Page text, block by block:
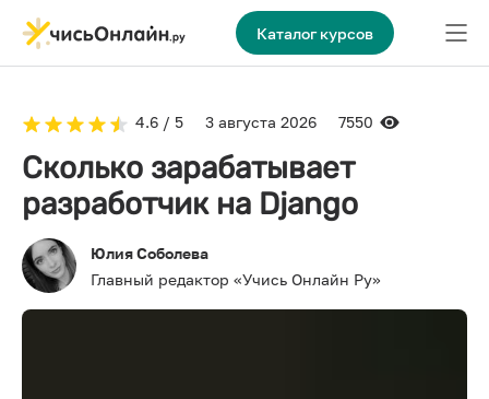
Каталог курсов
4.6 / 5 3 августа 2026 7550
Сколько зарабатывает
разработчик на Django
Юлия Соболева
Главный редактор «Учись Онлайн Ру»